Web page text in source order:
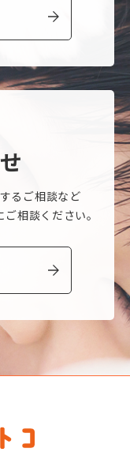
せ
るご相談など
ご相談ください。